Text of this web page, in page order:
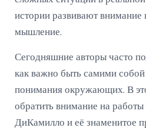
истории развивают внимание
мышление.
Сегодняшние авторы часто
как важно быть самими собой
понимания окружающих. В
обратить внимание на работы
ДиКамилло и её знаменитое